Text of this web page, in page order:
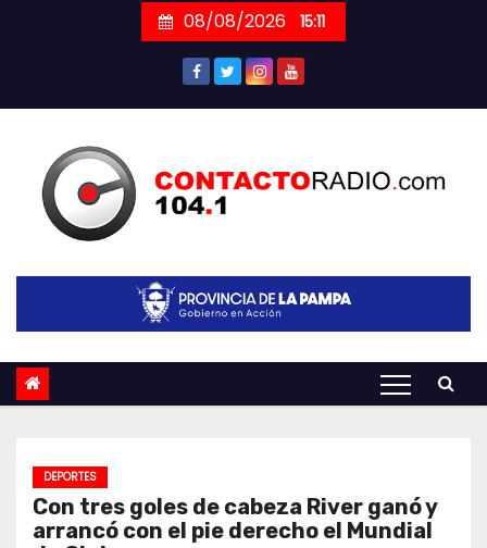
08/08/2026 15:11
DEPORTES
Con tres goles de cabeza River ganó y
arrancó con el pie derecho el Mundial